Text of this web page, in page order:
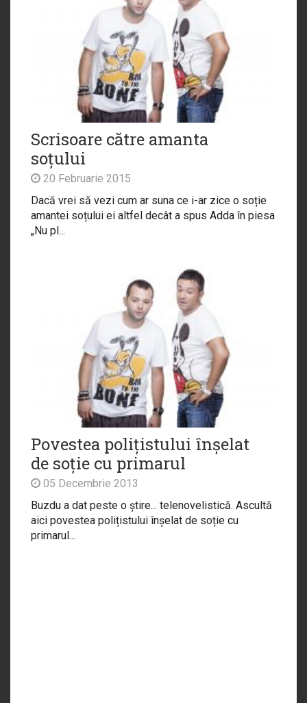
Scrisoare către amanta
soțului
20 Februarie 2015
Dacă vrei să vezi cum ar suna ce i-ar zice o soție
amantei soțului ei altfel decât a spus Adda în piesa
„Nu pl...
Povestea polițistului înșelat
de soție cu primarul
05 Decembrie 2013
Buzdu a dat peste o știre... telenovelistică. Ascultă
aici povestea polițistului înșelat de soție cu
primarul...